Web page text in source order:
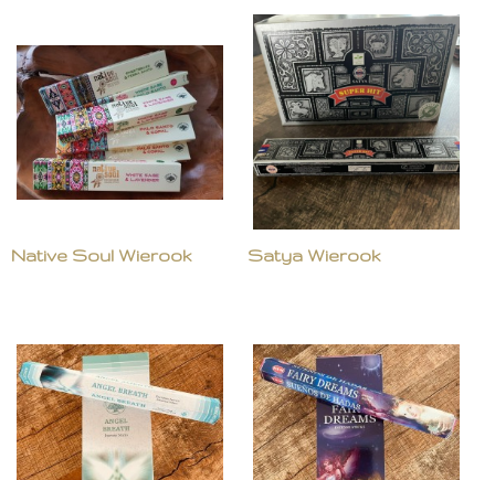
Native Soul Wierook Satya Wierook